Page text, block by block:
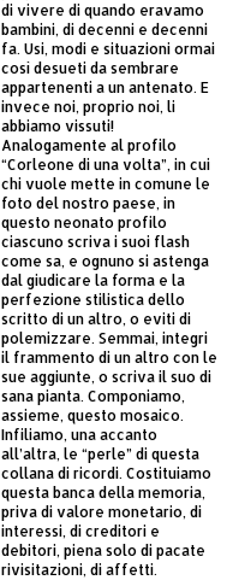
di vivere di quando eravamo
bambini, di decenni e decenni
fa. Usi, modi e situazioni ormai
così desueti da sembrare
appartenenti a un antenato. E
invece noi, proprio noi, li
abbiamo vissuti!
Analogamente al profilo
“Corleone di una volta”, in cui
chi vuole mette in comune le
foto del nostro paese, in
questo neonato profilo
ciascuno scriva i suoi flash
come sa, e ognuno si astenga
dal giudicare la forma e la
perfezione stilistica dello
scritto di un altro, o eviti di
polemizzare. Semmai, integri
il frammento di un altro con le
sue aggiunte, o scriva il suo di
sana pianta. Componiamo,
assieme, questo mosaico.
Infiliamo, una accanto
all’altra, le “perle” di questa
collana di ricordi. Costituiamo
questa banca della memoria,
priva di valore monetario, di
interessi, di creditori e
debitori, piena solo di pacate
rivisitazioni, di affetti.